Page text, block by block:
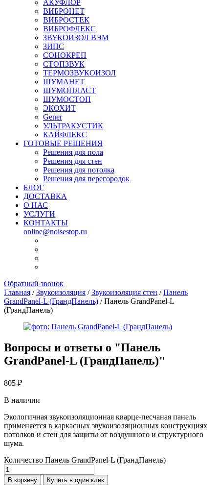
АКУФЛОР
ВИБРОНЕТ
ВИБРОСТЕК
ВИБРОФЛЕКС
ЗВУКОИЗОЛ ВЭМ
ЗИПС
СОНОКРЕП
СТОПЗВУК
ТЕРМОЗВУКОИЗОЛ
ШУМАНЕТ
ШУМОПЛАСТ
ШУМОСТОП
ЭКОХИТ
Gener
УЛЬТРАКУСТИК
КАЙФЛЕКС
ГОТОВЫЕ РЕШЕНИЯ
Решения для пола
Решения для стен
Решения для потолка
Решения для перегородок
БЛОГ
ДОСТАВКА
О НАС
УСЛУГИ
КОНТАКТЫ
online@noisestop.ru
Обратный звонок
Главная /Звукоизоляция /Звукоизоляция стен /Панель
GrandPanel-L (ГрандПанель) / Панель GrandPanel-L
(ГрандПанель)
Вопросы и ответы о "Панель
GrandPanel-L (ГрандПанель)"
805 ₽
В наличии
Экологичная звукоизоляционная кварце-песчаная панель
применяется в каркасных звукоизоляционных конструкциях
потолков и стен для защиты от воздушного и структурного
шума.
Количество Панель GrandPanel-L (ГрандПанель)
В корзину Купить в один клик